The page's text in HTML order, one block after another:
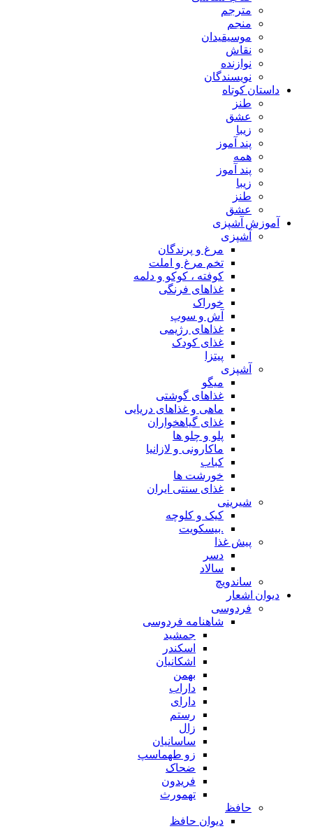
مترجم
منجم
موسیقیدان
نقاش
نوازنده
نویسندگان
داستان کوتاه
طنز
عشق
زیبا
پند آموز
همه
پند آموز
زیبا
طنز
عشق
آموزش آشپزی
آشپزی
مرغ و پرندگان
تخم مرغ و املت
کوفته ، کوکو و دلمه
غذاهای فرنگی
خوراک
آش و سوپ
غذاهای رژیمی
غذای کودک
پیتزا
آشپزی
میگو
غذاهای گوشتی
ماهی و غذاهای دریایی
غذای گیاهخواران
پلو و چلو ها
ماکارونی و لازانیا
کباب
خورشت ها
غذای سنتی ایران
شیرینی
کیک و کلوچه
.بیسکویت
پیش غذا
دسر
سالاد
ساندویچ
دیوان اشعار
فردوسی
شاهنامه فردوسی
جمشید
اسکندر
اشکانیان
بهمن
داراب
دارای
رستم
زال
ساسانیان
زو طهماسپ‏
ضحاک
فریدون
تهمورث
حافظ
دیوان حافظ